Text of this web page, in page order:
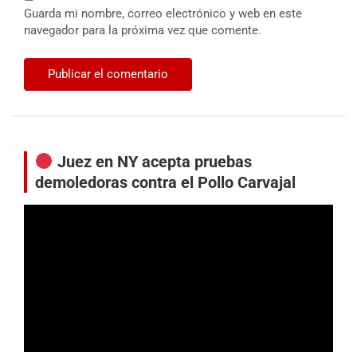
Guarda mi nombre, correo electrónico y web en este
navegador para la próxima vez que comente.
Juez en NY acepta pruebas
demoledoras contra el Pollo Carvajal